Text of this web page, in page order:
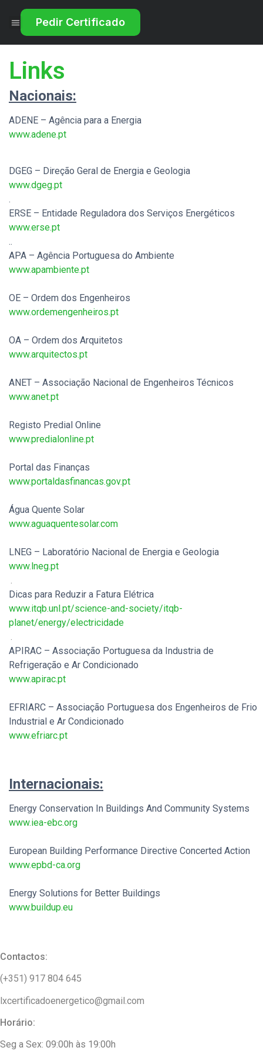
Pedir Certificado
Links
Nacionais:
ADENE – Agência para a Energia
www.adene.pt
DGEG – Direção Geral de Energia e Geologia
www.dgeg.pt
.
ERSE – Entidade Reguladora dos Serviços Energéticos
www.erse.pt
..
APA – Agência Portuguesa do Ambiente
www.apambiente.pt
OE – Ordem dos Engenheiros
www.ordemengenheiros.pt
OA – Ordem dos Arquitetos
www.arquitectos.pt
ANET – Associação Nacional de Engenheiros Técnicos
www.anet.pt
Registo Predial Online
www.predialonline.pt
Portal das Finanças
www.portaldasfinancas.gov.pt
Água Quente Solar
www.aguaquentesolar.com
LNEG – Laboratório Nacional de Energia e Geologia
www.lneg.pt
.
Dicas para Reduzir a Fatura Elétrica
www.itqb.unl.pt/science-and-society/itqb-
planet/energy/electricidade
.
APIRAC – Associação Portuguesa da Industria de
Refrigeração e Ar Condicionado
www.apirac.pt
EFRIARC – Associação Portuguesa dos Engenheiros de Frio
Industrial e Ar Condicionado
www.efriarc.pt
Internacionais:
Energy Conservation In Buildings And Community Systems
www.iea-ebc.org
European Building Performance Directive Concerted Action
www.epbd-ca.org
Energy Solutions for Better Buildings
www.buildup.eu
Contactos:
(+351) 917 804 645
lxcertificadoenergetico@gmail.com
Horário:
Seg a Sex: 09:00h às 19:00h